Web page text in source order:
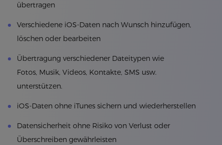
übertragen
Verschiedene iOS-Daten nach Wunsch hinzufügen,
löschen oder bearbeiten
Übertragung verschiedener Dateitypen wie
Fotos, Musik, Videos, Kontakte, SMS usw.
unterstützen.
iOS-Daten ohne iTunes sichern und wiederherstellen
Datensicherheit ohne Risiko von Verlust oder
Überschreiben gewährleisten